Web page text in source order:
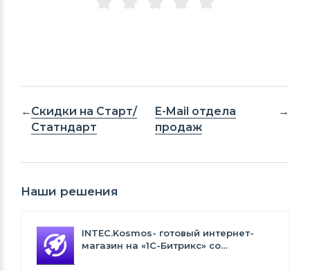
Скидки на Старт/
Статндарт
E-Mail отдела
продаж
Наши решения
INTEC.Kosmos- готовый интернет-
магазин на «1С-Битрикс» со